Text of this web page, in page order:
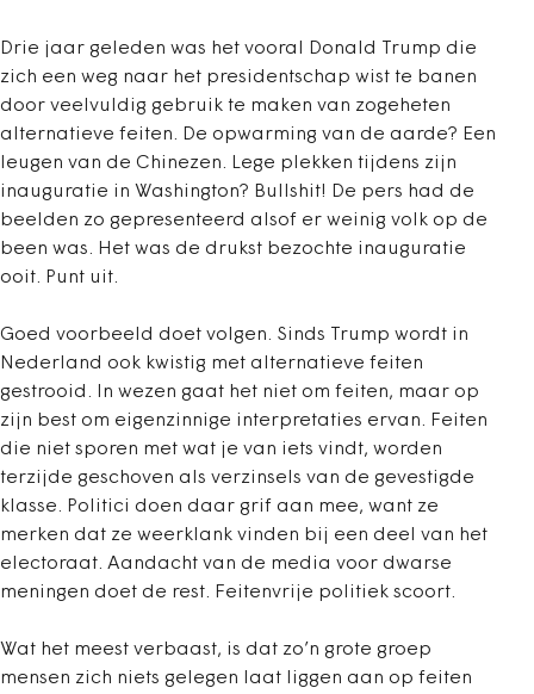
Drie jaar geleden was het vooral Donald Trump die
zich een weg naar het presidentschap wist te banen
door veelvuldig gebruik te maken van zogeheten
alternatieve feiten. De opwarming van de aarde? Een
leugen van de Chinezen. Lege plekken tijdens zijn
inauguratie in Washington? Bullshit! De pers had de
beelden zo gepresenteerd alsof er weinig volk op de
been was. Het was de drukst bezochte inauguratie
ooit. Punt uit.
Goed voorbeeld doet volgen. Sinds Trump wordt in
Nederland ook kwistig met alternatieve feiten
gestrooid. In wezen gaat het niet om feiten, maar op
zijn best om eigenzinnige interpretaties ervan. Feiten
die niet sporen met wat je van iets vindt, worden
terzijde geschoven als verzinsels van de gevestigde
klasse. Politici doen daar grif aan mee, want ze
merken dat ze weerklank vinden bij een deel van het
electoraat. Aandacht van de media voor dwarse
meningen doet de rest. Feitenvrije politiek scoort.
Wat het meest verbaast, is dat zo’n grote groep
mensen zich niets gelegen laat liggen aan op feiten